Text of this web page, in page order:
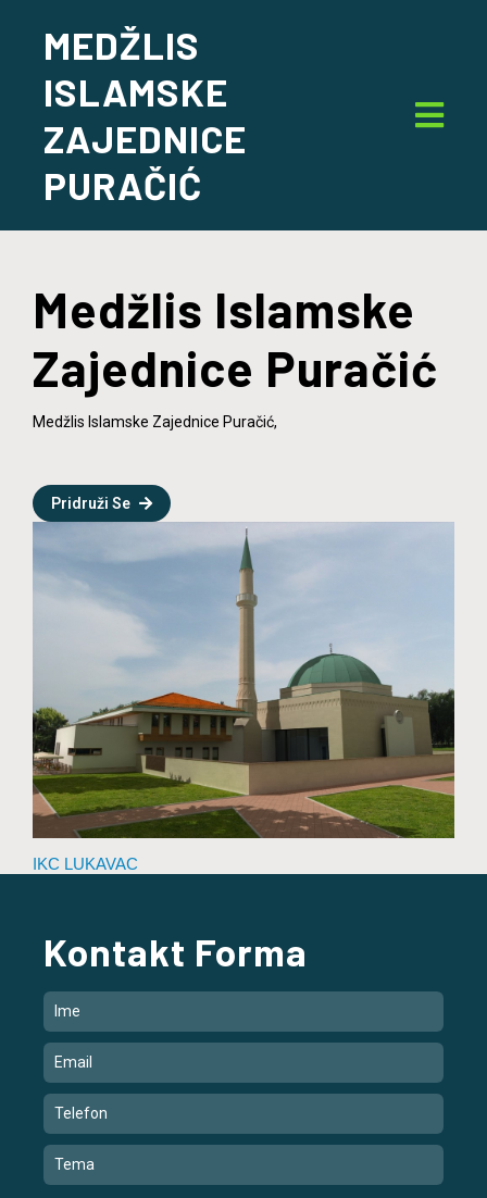
MEDŽLIS
ISLAMSKE
ZAJEDNICE
PURAČIĆ
Medžlis Islamske
Zajednice Puračić
Medžlis Islamske Zajednice Puračić,
Pridruži Se
IKC LUKAVAC
Kontakt Forma